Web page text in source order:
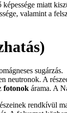
miatt
valamint a
sugárzás.
A
fotonok árama. A